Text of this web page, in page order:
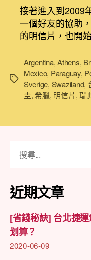
者
接著進入到2009
一個好友的協助
的明信片，也開
標
Argentina,Athens,
Mexico, Paraguay,
Sverige, Swaziland,
圭,希臘, 明信片,瑞
關
鍵
字:
近期文章
[省錢秘訣] 台北捷
划算？
2020-06-09